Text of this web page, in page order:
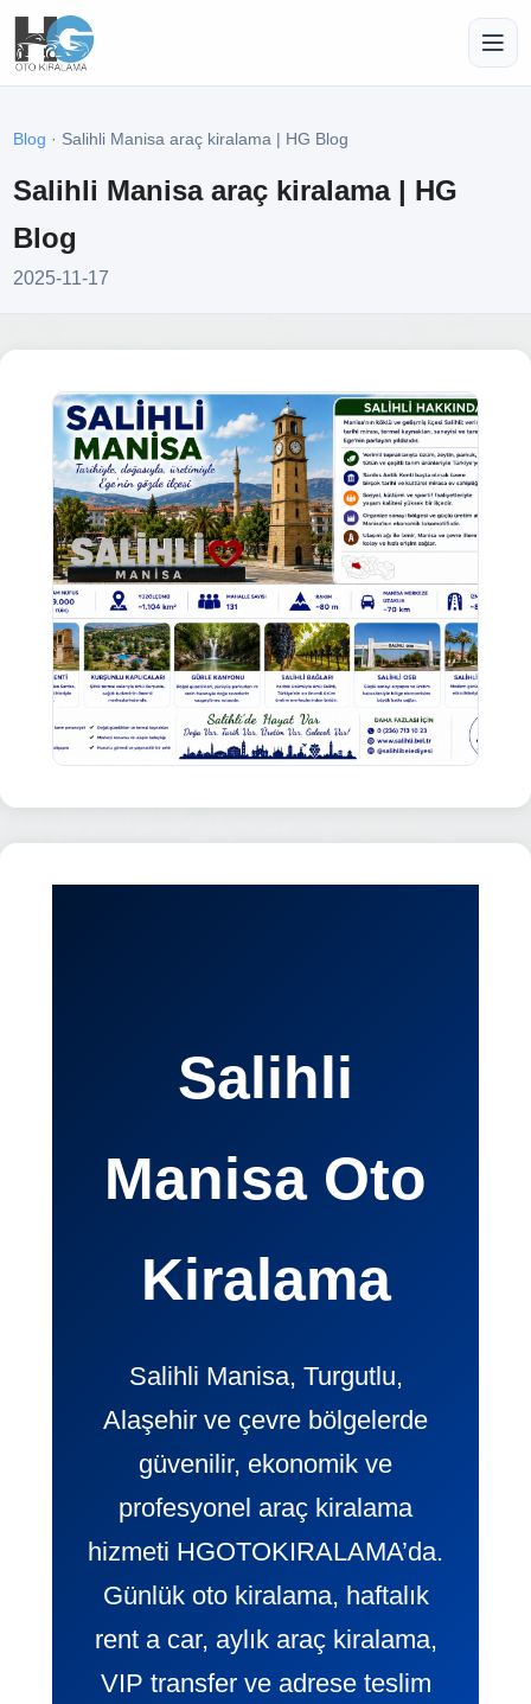
Blog · Salihli Manisa araç kiralama | HG Blog
Salihli Manisa araç kiralama | HG
Blog
2025-11-17
Salihli
Manisa Oto
Kiralama
Salihli Manisa, Turgutlu,
Alaşehir ve çevre bölgelerde
güvenilir, ekonomik ve
profesyonel araç kiralama
hizmeti HGOTOKIRALAMA’da.
Günlük oto kiralama, haftalık
rent a car, aylık araç kiralama,
VIP transfer ve adrese teslim